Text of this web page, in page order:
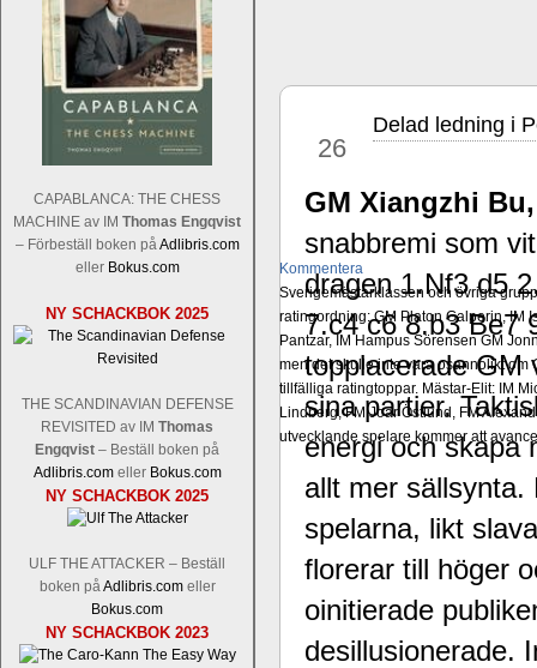
CAPABLANCA: THE CHESS
MACHINE av IM Thomas Engqvist
– Förbeställ boken påAdlibris.com
eller Bokus.com
NY SCHACKBOK 2025
THE SCANDINAVIAN DEFENSE
REVISITED av IM Thomas
Engqvist – Beställ boken på
Adlibris.comeller Bokus.com
NY SCHACKBOK 2025
ULF THE ATTACKER – Beställ
boken påAdlibris.comeller
Bokus.com
NY SCHACKBOK 2023
Kommentera
Sverigemästarklassen och övriga
ratingordning: GM Platon Galperin, IM
Pantzar, IM Hampus Sörensen GM
men det skulle inte vara osannolikt om
tillfälliga ratingtoppar. Mästar-Elit: IM
Lindberg, FM Joar Östlund, FM
utvecklande spelare kommer att
26
Delad ledning i
GM Xiangzhi
snabbremi som
dragen 1.Nf3 d5
7.c4 c6 8.b3 Be7
topplacerade GM
sina partier.
energi och skapa
allt mer sällsynta.
spelarna, likt
florerar till höger
oinitierade
desillusionerade.